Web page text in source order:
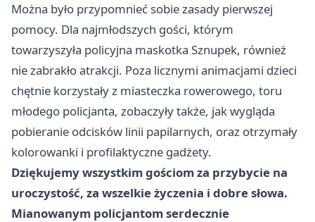
Można było przypomnieć sobie zasady pierwszej
pomocy. Dla najmłodszych gości, którym
towarzyszyła policyjna maskotka Sznupek, również
nie zabrakło atrakcji. Poza licznymi animacjami dzieci
chętnie korzystały z miasteczka rowerowego, toru
młodego policjanta, zobaczyły także, jak wygląda
pobieranie odcisków linii papilarnych, oraz otrzymały
kolorowanki i profilaktyczne gadżety.
Dziękujemy wszystkim gościom za przybycie na
uroczystość, za wszelkie życzenia i dobre słowa.
Mianowanym policjantom serdecznie